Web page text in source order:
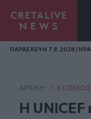
Homepage
ΠΑΡΑΣΚΕΥΗ 7.8.2026/
ΑΡΧΙΚΗ / ΚΌΣΜΟΣ
Η UNICEF